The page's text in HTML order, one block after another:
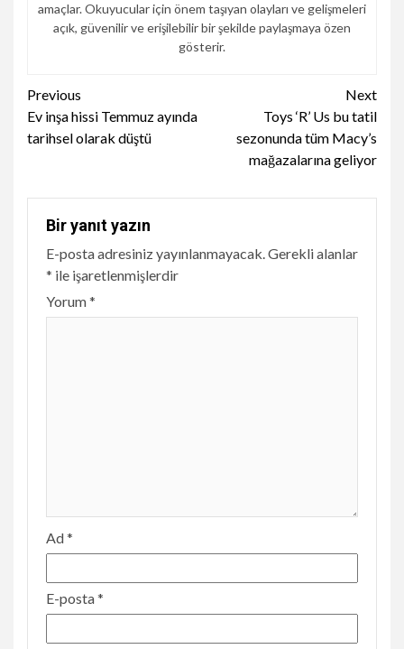
amaçlar. Okuyucular için önem taşıyan olayları ve gelişmeleri
açık, güvenilir ve erişilebilir bir şekilde paylaşmaya özen
gösterir.
Continue
Reading
Previous
Ev inşa hissi Temmuz ayında
tarihsel olarak düştü
Next
Toys ‘R’ Us bu tatil
sezonunda tüm Macy’s
mağazalarına geliyor
Bir yanıt yazın
E-posta adresiniz yayınlanmayacak.Gerekli alanlar
* ile işaretlenmişlerdir
Yorum*
Ad*
E-posta*